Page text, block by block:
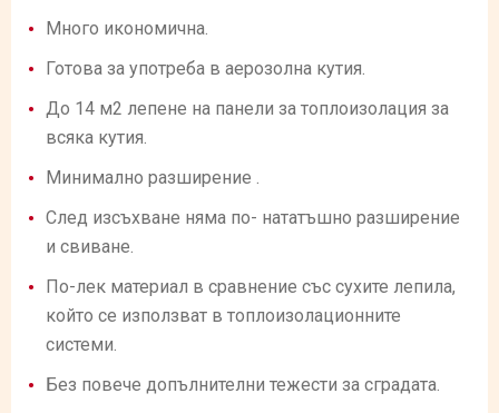
Много икономична.
Готова за употреба в аерозолна кутия.
До 14 м2 лепене на панели за топлоизолация за
всяка кутия.
Минимално разширение .
След изсъхване няма по- нататъшно разширение
и свиване.
По-лек материал в сравнение със сухите лепила,
който се използват в топлоизолационните
системи.
Без повече допълнителни тежести за сградата.